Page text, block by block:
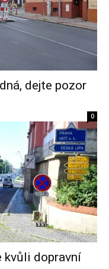
dejte pozor
0
kvůli dopravní